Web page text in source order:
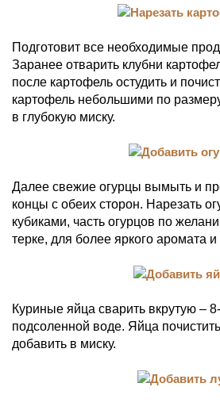
Подготовит все необходимые
Заранее отварить клубни
после картофель остудить и
картофель небольшими по
в глубокую миску.
Далее свежие огурцы вымыть и
концы с обеих сторон. Нарезать
кубиками, часть огурцов по
терке, для более яркого аромата и
Куриные яйца сварить вкрутую –
подсоленной воде. Яйца
добавить в миску.